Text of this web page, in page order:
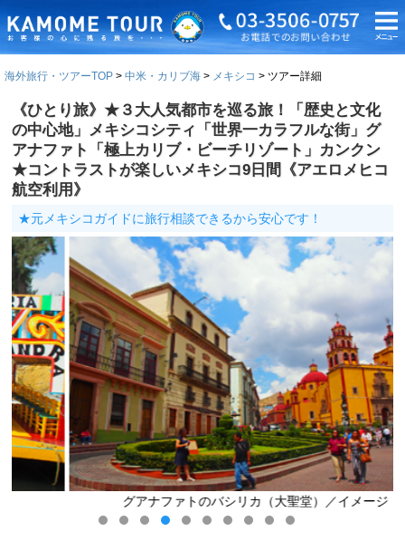
海外旅行・ツアーTOP 中米・カリブ海 メキシコ ツアー詳細
《ひとり旅》★３大人気都市を巡る旅！「歴史と文化
の中心地」メキシコシティ「世界一カラフルな街」グ
アナファト「極上カリブ・ビーチリゾート」カンクン
★コントラストが楽しいメキシコ9日間《アエロメヒコ
航空利用》
★元メキシコガイドに旅行相談できるから安心です！
グアナファトのバシリカ（大聖堂）／イメージ